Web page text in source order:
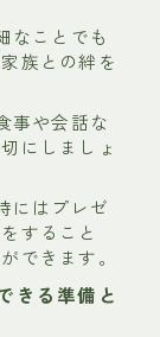
なことでも
族との絆を
事や会話な
にしましょ
にはプレゼ
すること
できます。
きる準備と